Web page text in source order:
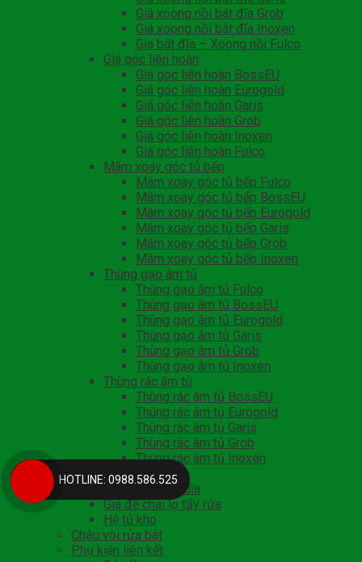
Giá xoong nồi bát đĩa Grob
Giá xoong nồi bát đĩa Inoxen
Gia bát đĩa – Xoong nồi Fulco
Giá góc liên hoàn
Giá góc liên hoàn BossEU
Giá góc liên hoàn Eurogold
Giá góc liên hoàn Garis
Giá góc liên hoàn Grob
Giá góc liên hoàn Inoxen
Giá góc liên hoàn Fulco
Mâm xoay góc tủ bếp
Mâm xoay góc tủ bếp Fulco
Mâm xoay góc tủ bếp BossEU
Mâm xoay góc tủ bếp Eurogold
Mâm xoay góc tủ bếp Garis
Mâm xoay góc tủ bếp Grob
Mâm xoay góc tủ bếp Inoxen
Thùng gạo âm tủ
Thùng gạo âm tủ Fulco
Thùng gạo âm tủ BossEU
Thùng gạo âm tủ Eurogold
Thùng gạo âm tủ Garis
Thùng gạo âm tủ Grob
Thùng gạo âm tủ Inoxen
Thùng rác âm tủ
Thùng rác âm tủ BossEU
Thùng rác âm tủ Eurogold
Thùng rác âm tủ Garis
Thùng rác âm tủ Grob
Thùng rác âm tủ Inoxen
Giá treo ngoài
Khay chia thìa dĩa
Giá để chai lọ tẩy rửa
Hệ tủ kho
Chậu vòi rửa bát
Phụ kiện liên kết
HOTLINE: 0988.586.525